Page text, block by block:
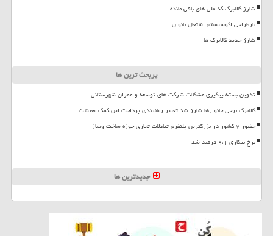
شارژ کالابرگ کد ملی های باقی مانده
بازطراحی اکوسیستم اشتغال بانوان
شارژ جدید کالابرگ ها
پربحث ترین ها
تدوین بسته پیگیری مشکلات شرکت های توسعه و عمران شهرستانی
کالابرگ برخی خانوارها شارژ شد تغییر زمانبندی پرداخت این کمک معیشت
حضور ۷ کشور در بزرگترین پلتفرم تبادلات تجاری حوزه ساخت وساز
نرخ بیکاری ۹،۱ درصد شد
جدیدترین ها